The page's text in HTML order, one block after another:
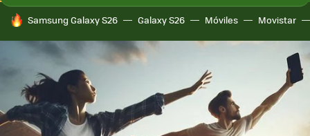
HOY SE HABLA DE
Samsung Galaxy S26 Galaxy S26 Móviles Movistar